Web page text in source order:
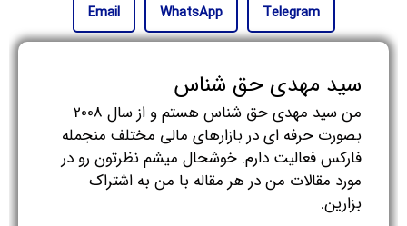
Telegram
WhatsApp
Email
سید مهدی حق شناس
من سید مهدی حق شناس هستم و از سال 2008
بصورت حرفه ای در بازارهای مالی مختلف منجمله
فارکس فعالیت دارم. خوشحال میشم نظرتون رو در
مورد مقالات من در هر مقاله با من به اشتراک
بزارین.